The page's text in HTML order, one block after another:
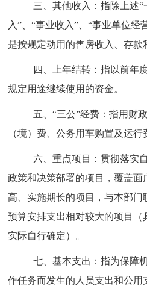
三、其他收入：指除上述
入”、“事业收入”、“事业单位
是按规定动用的售房收入、存款
四、上年结转：指以前年
规定用途继续使用的资金。
五、“三公”经费：指用财
（境）费、公务用车购置及运行
六、重点项目：贯彻落实
政策和决策部署的项目，覆盖
高、实施期长的项目，与本部
预算安排支出相对较大的项目（
实际自行确定）。
七、基本支出：指为保障
作任务而发生的人员支出和公用